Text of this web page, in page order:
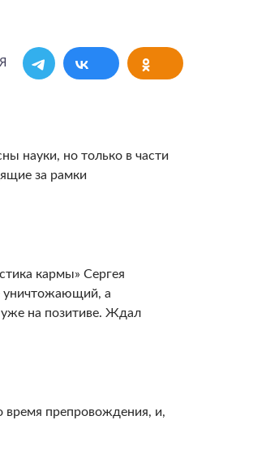
науки, но только в части
за рамки
кармы» Сергея
уничтожающий, а
на позитиве. Ждал
время препровождения, и,